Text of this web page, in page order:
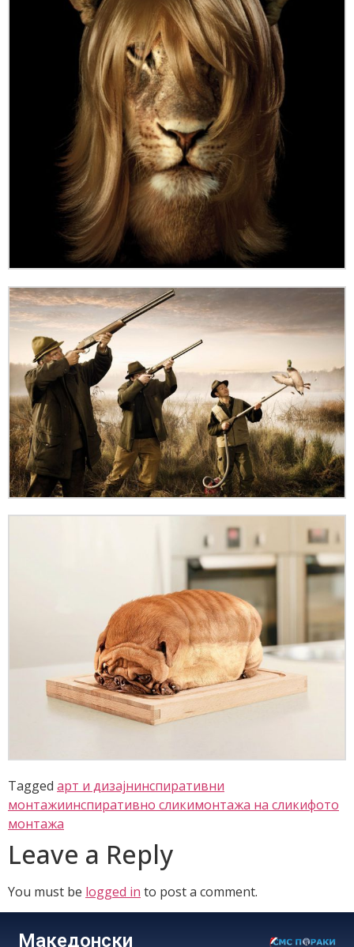
Tagged арт и дизајнинспиративни
монтажиинспиративно сликимонтажа на сликифото
монтажа
Leave a Reply
You must be logged in to post a comment.
Македонски